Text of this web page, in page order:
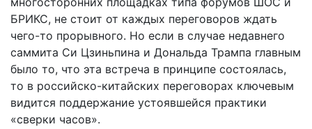
БРИКС, не стоит от каждых переговоров ждать
чего-то прорывного. Но если в случае недавнего
саммита Си Цзиньпина и Дональда Трампа главным
было то, что эта встреча в принципе состоялась,
то в российско-китайских переговорах ключевым
видится поддержание устоявшейся практики
«сверки часов».